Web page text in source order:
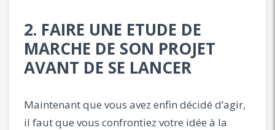
2. FAIRE UNE ETUDE DE
MARCHE DE SON PROJET
AVANT DE SE LANCER
Maintenant que vous avez enfin décidé d’agir,
il faut que vous confrontiez votre idée à la